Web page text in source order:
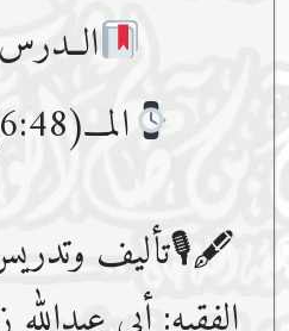
المـــ(6:48) ـــدة
🖋🎙تأليف